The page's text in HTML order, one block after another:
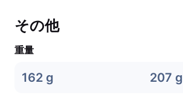
その他
重量
162 g 207 g